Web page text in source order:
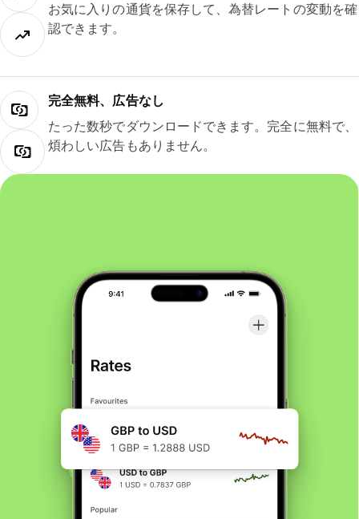
お気に入りの通貨を保存して、為替レートの変動を確
認できます。
完全無料、広告なし
たった数秒でダウンロードできます。完全に無料で、
煩わしい広告もありません。